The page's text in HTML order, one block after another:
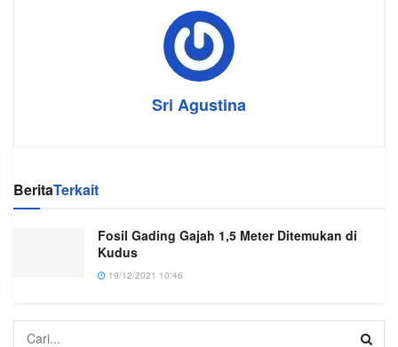
Sri Agustina
BeritaTerkait
Fosil Gading Gajah 1,5 Meter Ditemukan di
Kudus
19/12/2021 10:46